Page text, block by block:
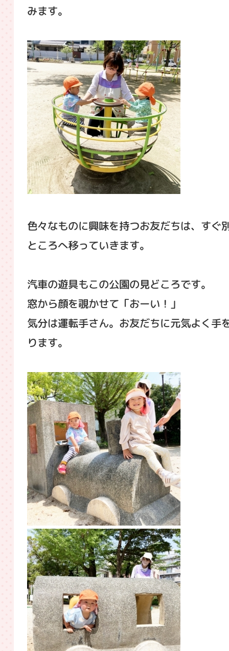
みます。
色々なものに興味を持つお友だちは、すぐ
ところへ移っていきます。
汽車の遊具もこの公園の見どころです。
窓から顔を覗かせて「おーい！」
気分は運転手さん。お友だちに元気よく手
ります。